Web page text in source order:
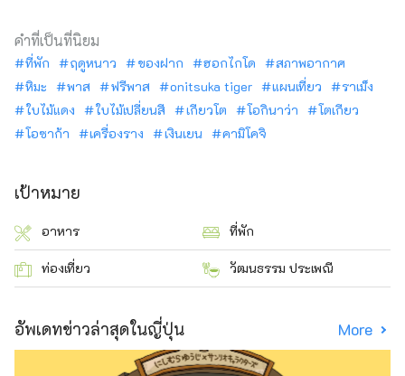
คำที่เป็นที่นิยม
ที่พัก ฤดูหนาว ของฝาก ฮอกไกโด
สภาพอากาศ
หิมะ
พาส ฟรีพาส onitsuka tiger แผนเที่ยว
ราเม็ง
ใบไม้แดง
ใบไม้เปลี่ยนสี เกียวโต โอกินาว่า
โตเกียว
โอซาก้า
เครื่องราง เงินเยน คามิโคจิ
เป้าหมาย
อาหาร ที่พัก
ท่องเที่ยว วัฒนธรรม ประเพณี
อัพเดทข่าวล่าสุดในญี่ปุ่น More